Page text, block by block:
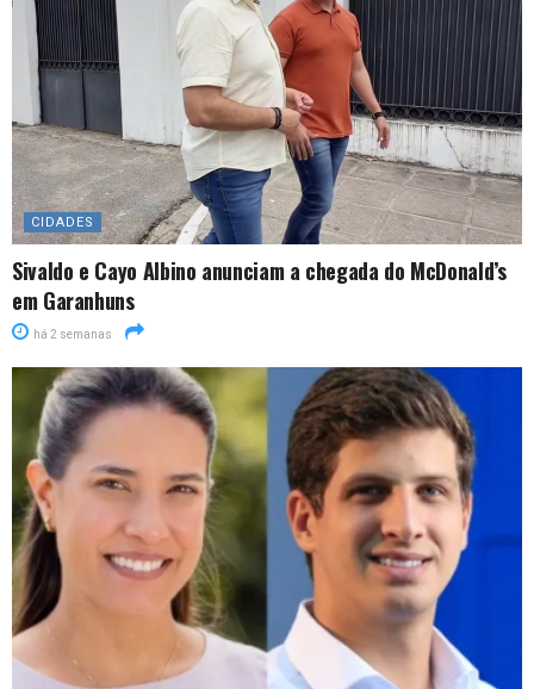
CIDADES
Sivaldo e Cayo Albino anunciam a chegada do McDonald’s
em Garanhuns
há 2 semanas